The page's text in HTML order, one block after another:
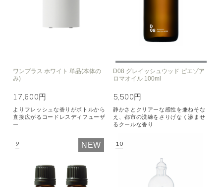
ワンプラス ホワイト 単品(本体の
み)
17,600円
よりフレッシュな香りがボトルから
直接広がるコードレスディフューザ
ー
D08 グレイッシュウッド ピエゾア
ロマオイル 100ml
5,500円
静かさとクリアーな感性を兼ねそな
え、都市の洗練をさりげなく滲ませ
るクールな香り
NEW